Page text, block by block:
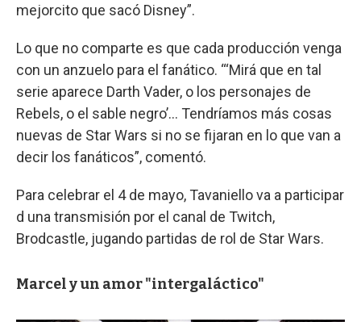
mejorcito que sacó Disney”.
Lo que no comparte es que cada producción venga
con un anzuelo para el fanático. “‘Mirá que en tal
serie aparece Darth Vader, o los personajes de
Rebels, o el sable negro’... Tendríamos más cosas
nuevas de Star Wars si no se fijaran en lo que van a
decir los fanáticos”, comentó.
Para celebrar el 4 de mayo, Tavaniello va a participar
d una transmisión por el canal de Twitch,
Brodcastle, jugando partidas de rol de Star Wars.
Marcel y un amor "intergaláctico"